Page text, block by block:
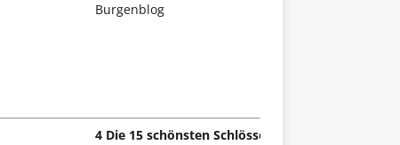
Burgenblog
4 Die 15 schönsten Schlösser